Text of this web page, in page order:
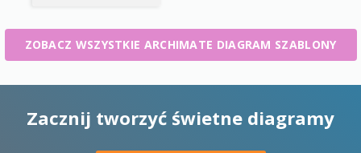
ZOBACZ WSZYSTKIE ARCHIMATE DIAGRAM SZABLONY
Zacznij tworzyć świetne diagramy